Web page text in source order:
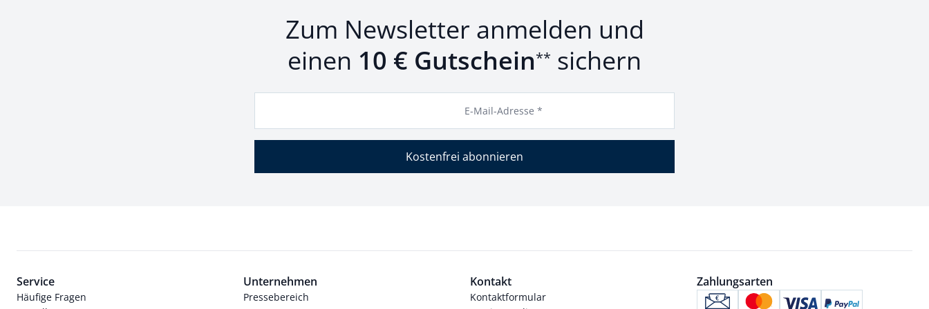
Zum Newsletter anmelden und
einen 10 € Gutschein** sichern
E-Mail-Adresse *
Kostenfrei abonnieren
Service
Häufige Fragen
Unternehmen
Pressebereich
Kontakt
Kontaktformular
Zahlungsarten